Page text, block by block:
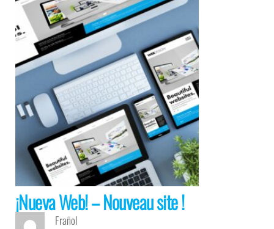
¡Nueva Web! – Nouveau site !
Frañol